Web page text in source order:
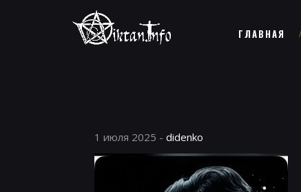
ГЛАВНАЯ
1 июля 2025 - didenko